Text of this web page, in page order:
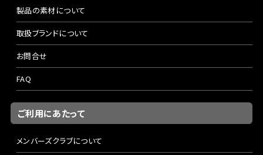
製品の素材について
取扱ブランドについて
お問合せ
FAQ
ご利用にあたって
メンバーズクラブについて